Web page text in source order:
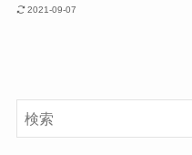
2021-09-07